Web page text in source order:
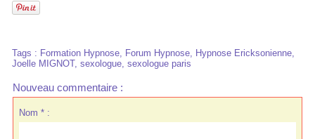
Tags : Formation Hypnose, Forum Hypnose, Hypnose Ericksonienne,
Joelle MIGNOT, sexologue, sexologue paris
Nouveau commentaire :
Nom * :